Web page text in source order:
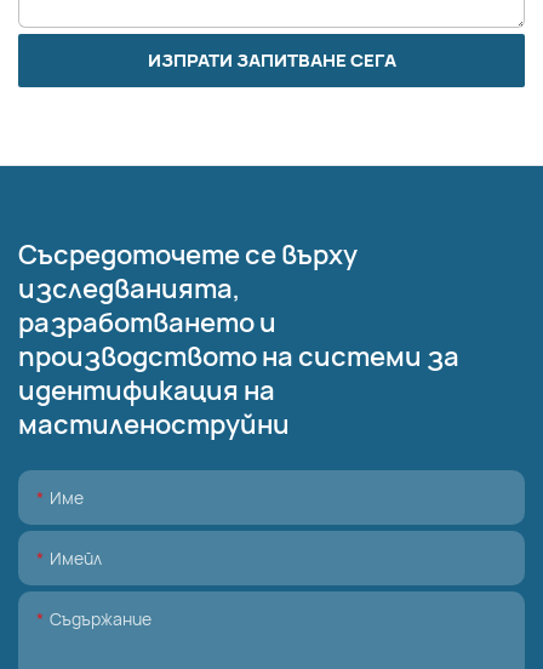
ИЗПРАТИ ЗАПИТВАНЕ СЕГА
Съсредоточете се върху
изследванията,
разработването и
производството на системи за
идентификация на
мастиленоструйни
Име
Имейл
Съдържание